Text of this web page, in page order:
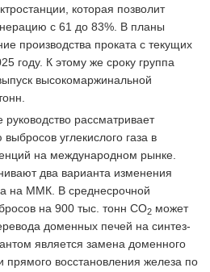
которая позволит
с 61 до 83%. В планы
производства проката с текущих
году. К этому же сроку группа
высокомаржинальной
рассматривает
углекислого газа в
на международном рынке.
два варианта изменения
на ММК. В среднесрочной
на 900 тыс. тонн СО2 может
доменных печей на синтез-
является замена доменного
прямого восстановления железа по